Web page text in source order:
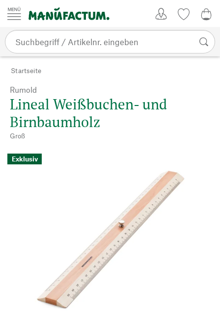
Zum Inhalt springen
Startseite
Rumold
Lineal Weißbuchen- und
Birnbaumholz
Groß
Exklusiv